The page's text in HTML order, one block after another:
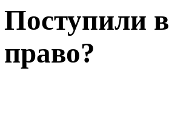
Поступили
право?